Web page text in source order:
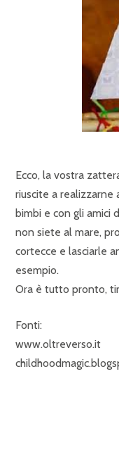
Ecco, la vostra
riuscite a
bimbi e con gli amici
non siete al mare,
cortecce e lasciarle
esempio.
Ora è tutto pronto,
Fonti:
www.oltreverso.it